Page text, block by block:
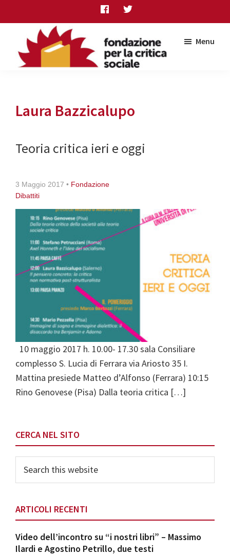
to
content
to
primary
sidebar
to
critica
sociale
Menu
Laura Bazzicalupo
Teoria critica ieri e oggi
3 Maggio 2017 • Fondazione
Dibattiti
10 maggio 2017 h. 10.00- 17.30 sala Consiliare
complesso S. Lucia di Ferrara via Ariosto 35 I.
Mattina presiede Matteo d’Alfonso (Ferrara) 10:15
Rino Genovese (Pisa) Dalla teoria critica […]
Primary
Sidebar
CERCA NEL SITO
this
website
ARTICOLI RECENTI
Video dell’incontro su “i nostri libri” – Massimo
Ilardi e Agostino Petrillo, due testi